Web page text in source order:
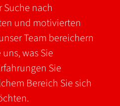
nach
und motivierten
Team bereichern
was Sie
Sie
Bereich Sie sich